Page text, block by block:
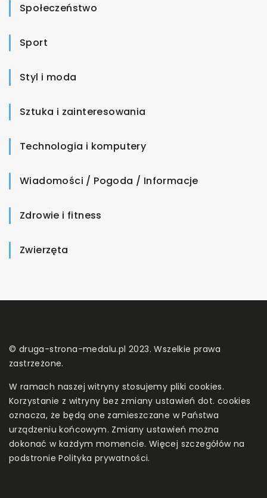
Społeczeństwo
Sport
Styl i moda
Sztuka i zainteresowania
Technologia i komputery
Wiadomości / Pogoda / Informacje
Zdrowie i fitness
Zwierzęta
© druga-strona-medalu.pl 2023. Wszelkie prawa
zastrzeżone.
W ramach naszej witryny stosujemy pliki cookies.
Korzystanie z witryny bez zmiany ustawień dot. cookies
oznacza, że będą one zamieszczane w Państwa
urządzeniu końcowym. Zmiany ustawień można
dokonać w każdym momencie. Więcej szczegółów na
podstroniePolityka prywatności.